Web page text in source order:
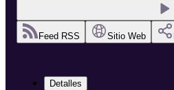
Feed RSS Sitio Web
Detalles